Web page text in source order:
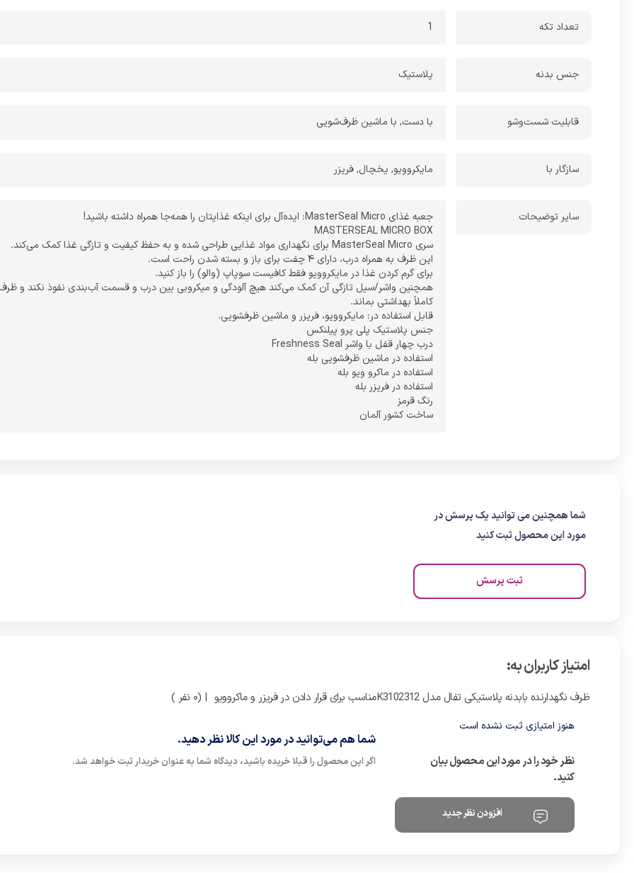
تعداد تکه 1
جنس بدنه پلاستیک
قابلیت شست‌وشو با دست, با ماشین ظرف‌شویی
سازگار با مایکروویو, یخچال, فریزر
سایر توضیحات
جعبه غذای MasterSeal Micro: ایده‌آل برای اینکه غذایتان را همه‌جا همراه داشته باشید!
MASTERSEAL MICRO BOX
سری MasterSeal Micro برای نگهداری مواد غذایی طراحی شده و به حفظ کیفیت و تازگی غذا کمک می‌کند.
این ظرف به همراه درب، دارای ۴ چفت برای باز و بسته شدن راحت است.
برای گرم کردن غذا در مایکروویو فقط کافیست سوپاپ (والو) را باز کنید.
همچنین واشر/سیل تازگی آن کمک می‌کند هیچ آلودگی و میکروبی بین درب و قسمت آب‌بندی نفوذ نکند و
کاملاً بهداشتی بماند.
قابل استفاده در: مایکروویو، فریزر و ماشین ظرفشویی.
جنس پلاستیک پلی پرو پیلنکس
درب چهار قفل با واشر Freshness Seal
استفاده در ماشین ظرفشویی بله
استفاده در ماکرو ویو بله
استفاده در فریزر بله
رنگ قرمز
ساخت کشور آلمان
شما همچنین می توانید یک پرسش در
مورد این محصول ثبت کنید
ثبت پرسش
امتیاز کاربران به:
ظرف نگهدارنده بابدنه پلاستیکی تفال مدل K3102312مناسب برای قرار دادن در فریزر و ماکروویو | (0 نفر )
هنوز امتیازی ثبت نشده است
نظر خود را در مورد این محصول بیان
کنید.
افزودن نظر جدید
شما هم می‌توانید در مورد این کالا نظر دهید.
اگر این محصول را قبلا خریده باشید، دیدگاه شما به عنوان خریدار ثبت خواهد شد.